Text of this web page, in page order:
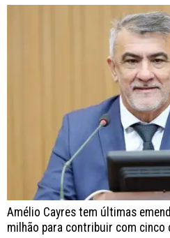
Amélio Cayres tem últimas
milhão para contribuir com cinco